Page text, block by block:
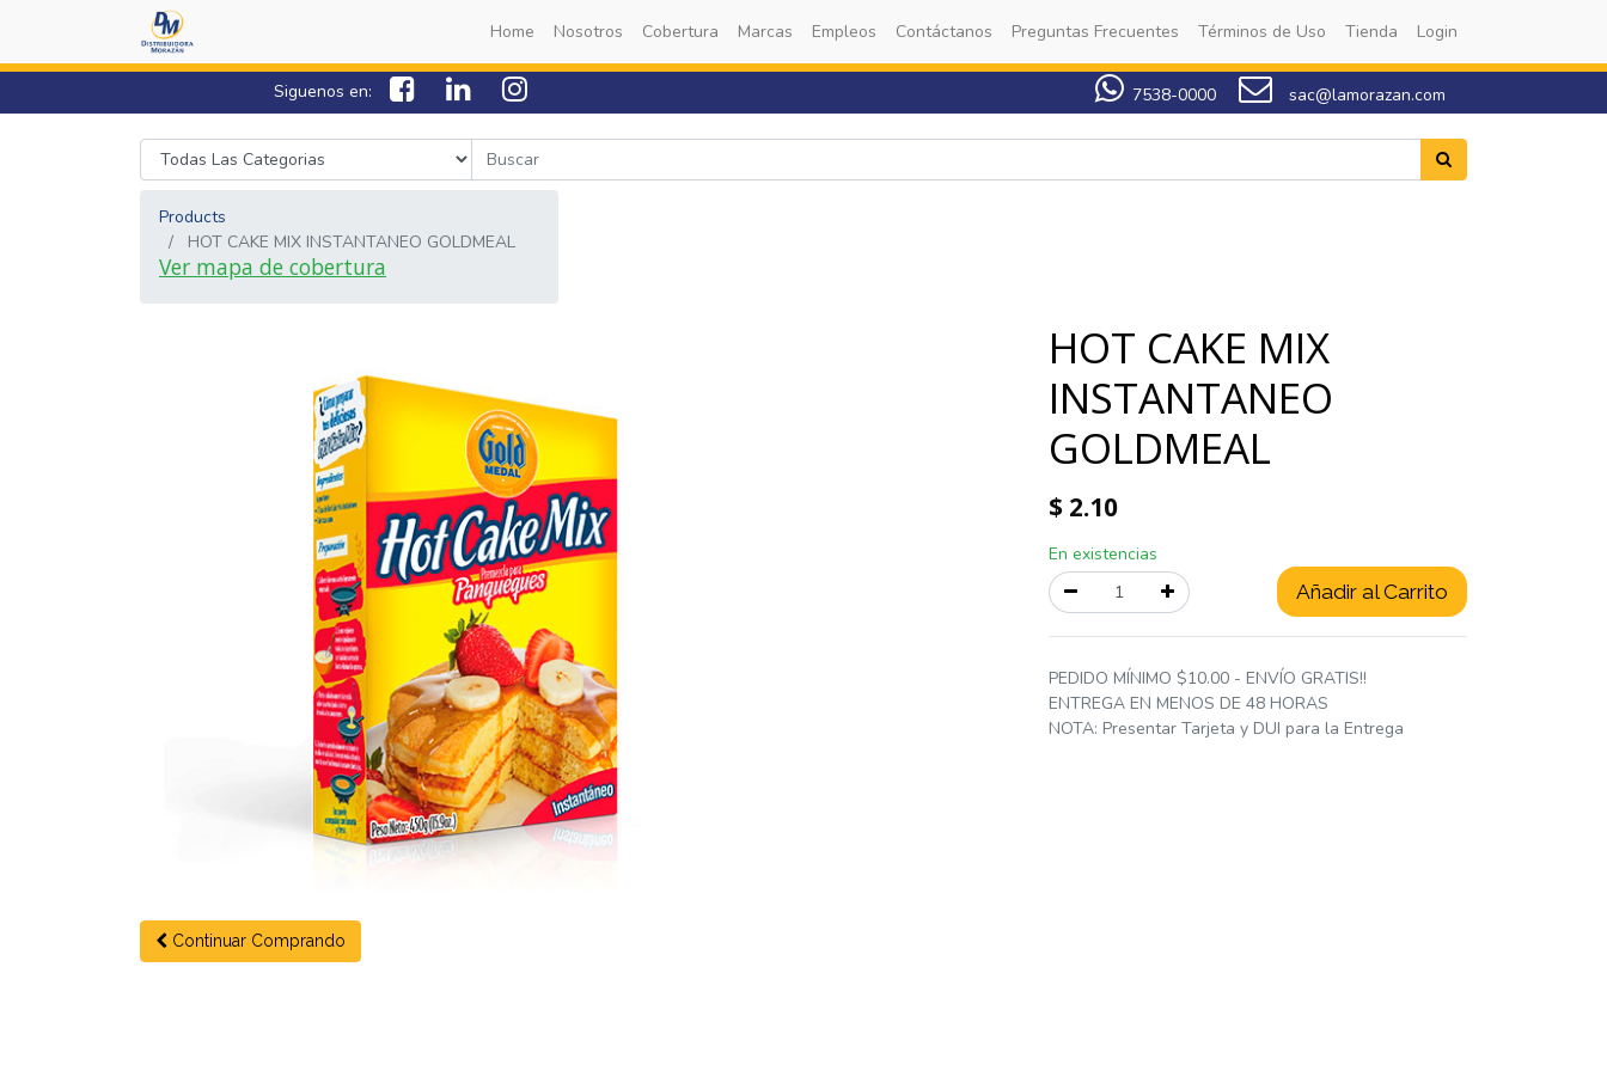
Home Nosotros Cobertura Marcas Empleos Contáctanos Preguntas Frecuentes Términos de Uso Tienda Login
Siguenos en: 7538-0000 sac@lamorazan.com
Products
HOT CAKE MIX INSTANTANEO GOLDMEAL
Ver mapa de cobertura
Continuar Comprando
HOT CAKE MIX
INSTANTANEO
GOLDMEAL
$ 2.10
En existencias
Añadir al Carrito
PEDIDO MÍNIMO $10.00 - ENVÍO GRATIS!!
ENTREGA EN MENOS DE 48 HORAS
NOTA: Presentar Tarjeta y DUI para la Entrega